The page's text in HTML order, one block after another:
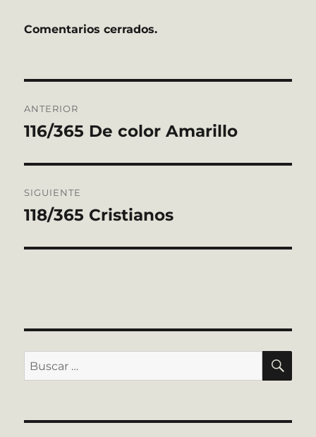
Comentarios cerrados.
de
ANTERIOR
Entrada
116/365 De color Amarillo
SIGUIENTE
Entrada
118/365 Cristianos
Buscar
por: